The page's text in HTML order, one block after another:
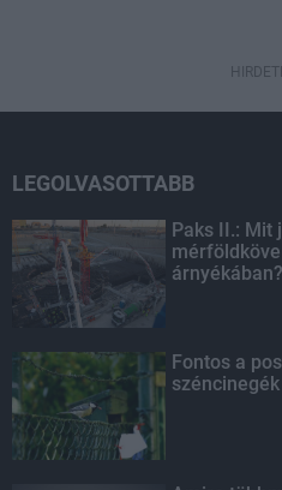
LEGOLVASOTTABB
Paks II.: Mit
árnyékában?
Fontos a